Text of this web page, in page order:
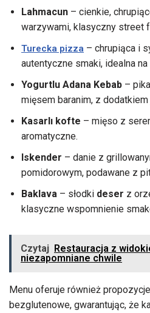
Lahmacun – cienkie,
warzywami, klasyczny street
Turecka pizza – chrupiąca i
autentyczne smaki, idealna na
Yogurtlu Adana Kebab –
mięsem baranim, z dodatkiem
Kasarlı kofte – mięso z
aromatyczne.
Iskender – danie z
pomidorowym, podawane z
Baklava – słodki deser z
klasyczne wspomnienie
Czytaj Restauracja z
niezapomniane chwile
Menu oferuje również
bezglutenowe, gwarantując, że